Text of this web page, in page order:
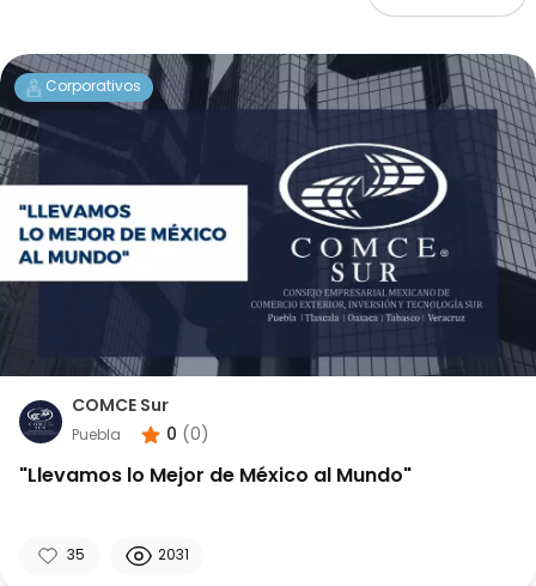
Corporativos
COMCE Sur
Puebla 0 ( 0 )
"Llevamos lo Mejor de México al Mundo"
35 2031